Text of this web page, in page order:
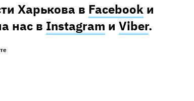
Харькова в Facebook и
нас в Instagram и Viber.